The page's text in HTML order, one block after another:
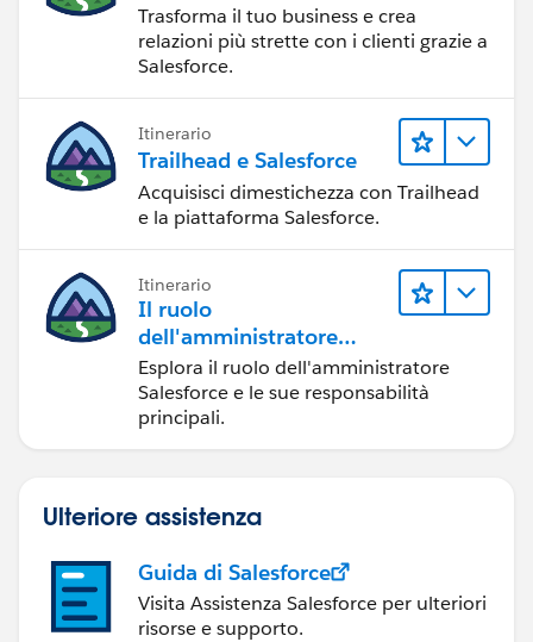
Trasforma il tuo business e crea
relazioni più strette con i clienti grazie a
Salesforce.
Itinerario
Trailhead e Salesforce
Acquisisci dimestichezza con Trailhead
e la piattaforma Salesforce.
Itinerario
Il ruolo
dell'amministratore
Salesforce
Esplora il ruolo dell'amministratore
Salesforce e le sue responsabilità
principali.
Ulteriore assistenza
Guida di Salesforce
Visita Assistenza Salesforce per ulteriori
risorse e supporto.